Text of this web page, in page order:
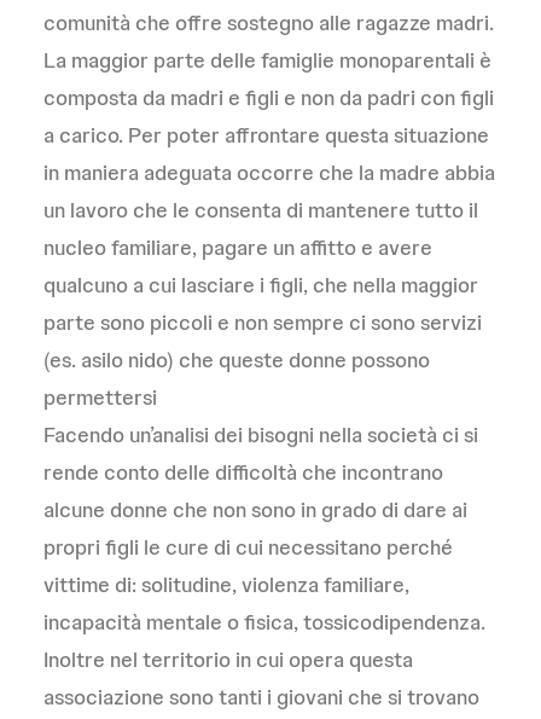
comunità che offre sostegno alle ragazze madri.
La maggior parte delle famiglie monoparentali è
composta da madri e figli e non da padri con figli
a carico. Per poter affrontare questa situazione
in maniera adeguata occorre che la madre abbia
un lavoro che le consenta di mantenere tutto il
nucleo familiare, pagare un affitto e avere
qualcuno a cui lasciare i figli, che nella maggior
parte sono piccoli e non sempre ci sono servizi
(es. asilo nido) che queste donne possono
permettersi
Facendo un’analisi dei bisogni nella società ci si
rende conto delle difficoltà che incontrano
alcune donne che non sono in grado di dare ai
propri figli le cure di cui necessitano perché
vittime di: solitudine, violenza familiare,
incapacità mentale o fisica, tossicodipendenza.
Inoltre nel territorio in cui opera questa
associazione sono tanti i giovani che si trovano